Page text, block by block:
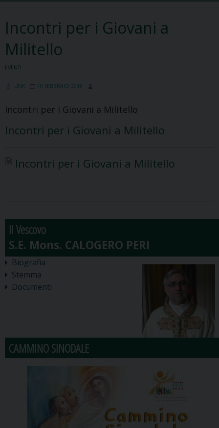
Incontri per i Giovani a
Militello
EVENTI
LINK 10 FEBBRAIO 2018
Incontri per i Giovani a Militello
Incontri per i Giovani a Militello
Incontri per i Giovani a Militello
Il Vescovo
Biografia
Stemma
Documenti
CAMMINO SINODALE